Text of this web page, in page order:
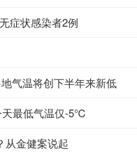
症状感染者2例
气温将创下半年来新低
天最低气温仅-5℃
从金健案说起